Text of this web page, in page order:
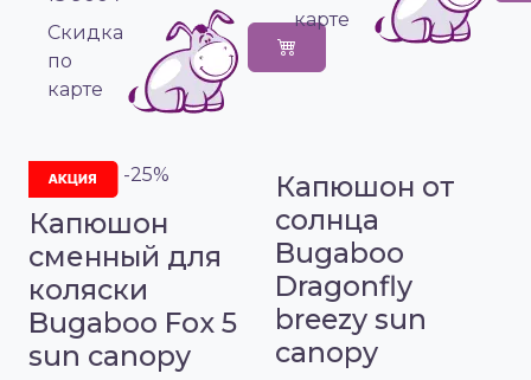
Cкидка
по
карте
карте
-25%
Капюшон
сменный для
коляски
Bugaboo Fox 5
sun canopy
Капюшон от
солнца
Bugaboo
Dragonfly
breezy sun
canopy